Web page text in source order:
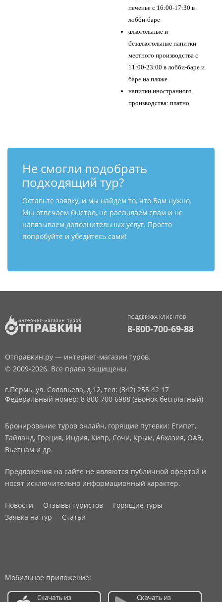
печенье с 16:00-17:30 в
лобби-баре
алкогольные и
безалкогольные напитки
местного производства с
11:00-23:00 в лобби-баре и
баре на пляже
напитки иностранного
производства: платно
Не смогли подобрать
подходящий тур?
Оставьте заявку, и мы найдем то, что Вам нужно.
Мы отвечаем быстро, не рассылаем спам и не
навязываем дополнительных услуг. Просто
попробуйте и убедитесь сами!
ПОДДЕРЖКА КЛИЕНТОВ
8-800-700-69-88
Отправкин.ру — интернет-магазин туров.
© 2009-2026. Все права защищены.
г.Пермь, ул. Соловьева, д.12, тел: (342) 255 42 17
Федеральный номер: 8 800 700 6988 (звонок бесплатный)
Бронирование туров онлайн, горящие путевки: Египет,
Тайланд, Греция, Индия, Кипр, Сочи, Крым, Абхазия, ОАЭ,
Вьетнам и др.
Предложения на сайте не являются публичной офертой и
носят исключительно информационный характер.
Новости Отзывы туристов
Горящие туры
Заявка на тур
Статьи
Мобильное приложение: